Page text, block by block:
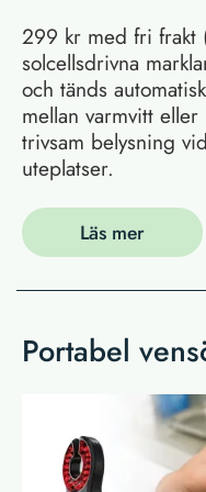
299 kr med fri
solcellsdrivna
och tänds
mellan varmvitt
trivsam belysning
uteplatser.
Läs mer
Portabel